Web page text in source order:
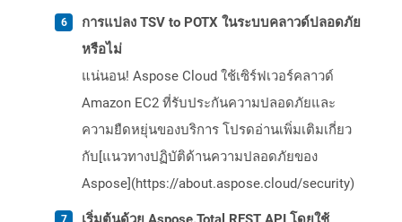
การแปลง TSV to POTX ในระบบคลาวด์ปลอดภัย
หรือไม่
แน่นอน! Aspose Cloud ใช้เซิร์ฟเวอร์คลาวด์
Amazon EC2 ที่รับประกันความปลอดภัยและ
ความยืดหยุ่นของบริการ โปรดอ่านเพิ่มเติมเกี่ยว
กับ[แนวทางปฏิบัติด้านความปลอดภัยของ
Aspose](https://about.aspose.cloud/security)